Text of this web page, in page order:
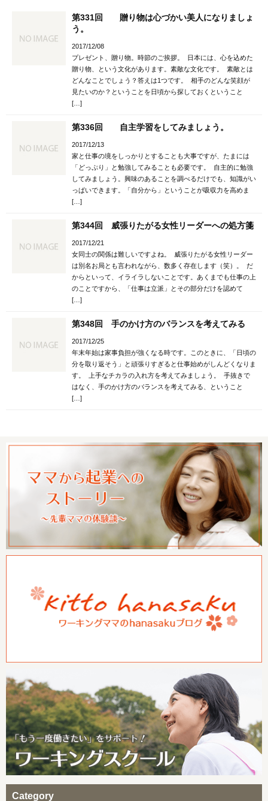
第331回 贈り物は心づかい美人になりましょ
う。
2017/12/08
プレゼント、贈り物。時節のご挨拶。 日本には、心を込めた
贈り物、という文化があります。素敵な文化です。 素敵とは
どんなことでしょう？答えは1つです。 相手のどんな笑顔が
見たいのか？ということを日頃から探しておくということ
[…]
第336回 自主学習をしてみましょう。
2017/12/13
家と仕事の境をしっかりとすることも大事ですが、たまには
「どっぷり」と勉強してみることも必要です。 自主的に勉強
してみましょう。興味のあることを調べるだけでも、知識がい
っぱいできます。「自分から」ということが吸収力を高めま
[…]
第344回 威張りたがる女性リーダーへの処方箋
2017/12/21
女同士の関係は難しいですよね。 威張りたがる女性リーダー
は別名お局とも言われながら、数多く存在します（笑）。 だ
からといって、イライラしないことです。あくまでも仕事の上
のことですから、「仕事は立派」とその部分だけを認めて
[…]
第348回 手のかけ方のバランスを考えてみる
2017/12/25
年末年始は家事負担が強くなる時です。このときに、「日頃の
分を取り返そう」と頑張りすぎると仕事始めがしんどくなりま
す。 上手なチカラの入れ方を考えてみましょう。 手抜きで
はなく、手のかけ方のバランスを考えてみる、ということ
[…]
Category